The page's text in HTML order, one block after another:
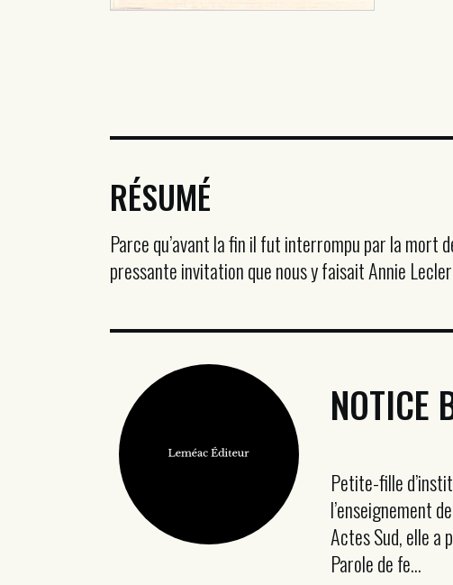
RÉSUMÉ
Parce qu’avant la fin il fut interrompu par la mort
pressante invitation que nous y faisait Annie
NOTICE
Petite-fille
l’enseignement
Actes Sud, elle a
Parole de fe...